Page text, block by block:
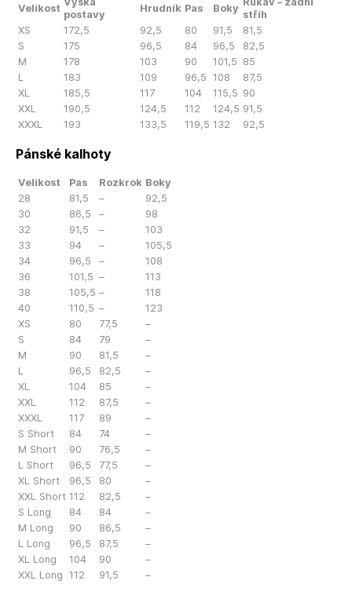
Velikost
postavy
Hrudník Pas Boky
střih
XS
172,5 92,5 80 91,5
81,5
S
175 96,5 84 96,5
82,5
M
178 103 90 101,5 85
L
183 109 96,5 108
87,5
XL
185,5 117 104 115,5 90
XXL
190,5 124,5 112 124,5 91,5
XXXL
193 133,5 119,5 132 92,5
Pánské kalhoty
Velikost Pas Rozkrok Boky
28
81,5 –
92,5
30
86,5 –
98
32
91,5 –
103
33
94 –
105,5
34
96,5 –
108
36
101,5 –
113
38
105,5 –
118
40
110,5 –
123
XS
80 77,5
–
S
84 79
–
M
90 81,5
–
L
96,5 82,5
–
XL
104 85
–
XXL
112 87,5
–
XXXL
117 89
–
S Short
84 74
–
M Short
90 76,5
–
L Short
96,5 77,5
–
XL Short
96,5 80
–
XXL Short 112 82,5
–
S Long
84 84
–
M Long
90 86,5
–
L Long
96,5 87,5
–
XL Long
104 90
–
XXL Long 112 91,5 –